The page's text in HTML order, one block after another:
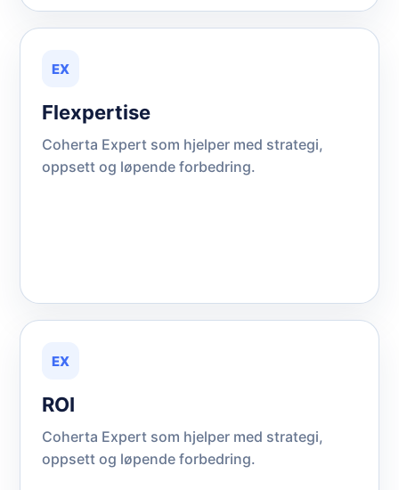
EX
Flexpertise
Coherta Expert som hjelper med strategi,
oppsett og løpende forbedring.
EX
ROI
Coherta Expert som hjelper med strategi,
oppsett og løpende forbedring.